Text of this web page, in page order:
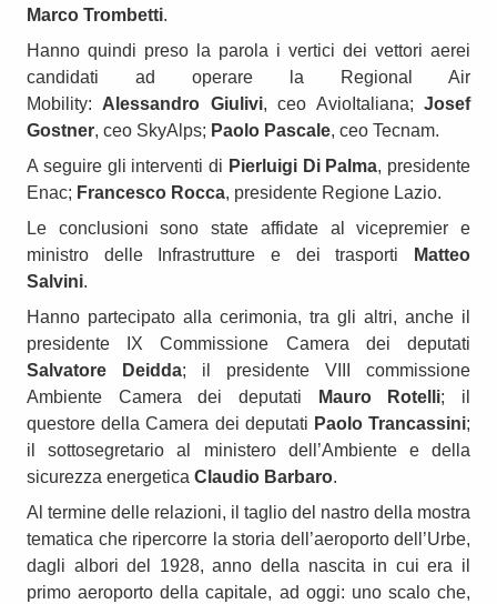
Marco Trombetti.
Hanno quindi preso la parola i vertici dei vettori aerei
candidati ad operare la Regional Air
Mobility: Alessandro Giulivi, ceo AvioItaliana;Josef
Gostner, ceo SkyAlps; Paolo Pascale, ceo Tecnam.
A seguire gli interventi di Pierluigi Di Palma, presidente
Enac; Francesco Rocca, presidente Regione Lazio.
Le conclusioni sono state affidate al vicepremier e
ministro delle Infrastrutture e dei trasporti
Matteo
Salvini.
Hanno partecipato alla cerimonia, tra gli altri, anche il
presidente IX Commissione Camera dei deputati
Salvatore Deidda; il presidente VIII commissione
Ambiente Camera dei deputati
Mauro Rotelli; il
questore della Camera dei deputati Paolo Trancassini;
il sottosegretario al ministero dell’Ambiente e della
sicurezza energetica Claudio Barbaro.
Al termine delle relazioni, il taglio del nastro della mostra
tematica che ripercorre la storia dell’aeroporto dell’Urbe,
dagli albori del 1928, anno della nascita in cui era il
primo aeroporto della capitale, ad oggi: uno scalo che,